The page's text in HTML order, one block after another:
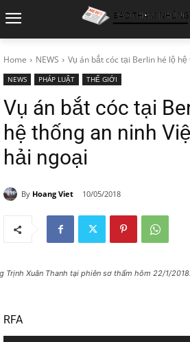
Home NEWS Vụ án bắt cóc tại Berlin hé lộ hệ
NEWS PHÁP LUẬT THẾ GIỚI
Vụ án bắt cóc tại
hệ thống an ninh
hải ngoại
By Hoang Viet 10/05/2018
Trịnh Xuân Thanh tại phiên sơ thẩm hôm 22/1/
RFA